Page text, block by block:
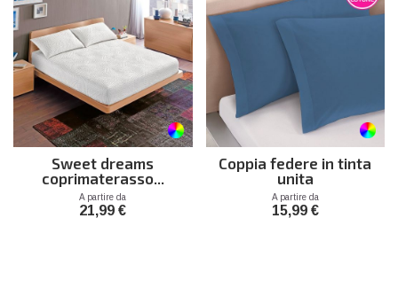
Sweet dreams
coprimaterasso...
A partire da
Prezzo
21,99 €
Coppia federe in tinta
unita
A partire da
Prezzo
15,99 €